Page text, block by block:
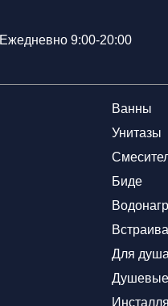
Ежедневно 9:00-20:00
Ванны
Унитазы
Биде
Для душа
Душевые